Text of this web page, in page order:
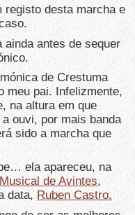
registo desta marcha e
ainda antes de sequer
de Crestuma
meu pai. Infelizmente,
na altura em que
ouvi, por mais banda
sido a marcha que
ela apareceu, na
de Avintes,
data, Ruben Castro.